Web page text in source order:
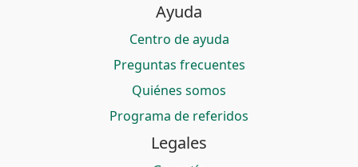
Ayuda
Centro de ayuda
Preguntas frecuentes
Quiénes somos
Programa de referidos
Legales